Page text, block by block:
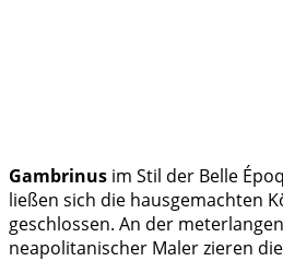
Gambrinus im Stil der Belle
ließen sich die hausgemachten
geschlossen. An der
neapolitanischer Maler zieren